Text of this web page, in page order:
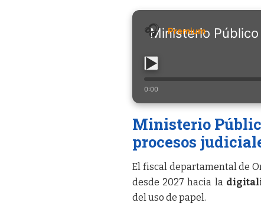
Ministerio
0:00
Ministerio
procesos
El fiscal departamental de
desde 2027 hacia la
del uso de papel.